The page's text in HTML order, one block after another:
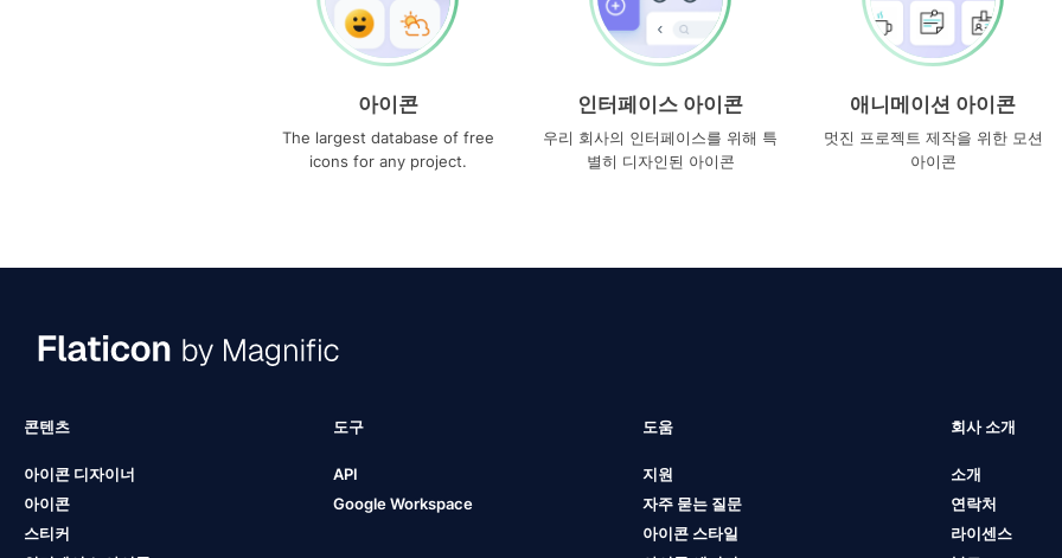
아이콘
The largest database of free
icons for any project.
인터페이스 아이콘
우리 회사의 인터페이스를 위해 특
별히 디자인된 아이콘
애니메이션 아이콘
멋진 프로젝트 제작을 위한 모션
아이콘
콘텐츠
아이콘 디자이너
아이콘
스티커
도구
API
Google Workspace
도움
지원
자주 묻는 질문
아이콘 스타일
회사 소개
소개
연락처
라이센스